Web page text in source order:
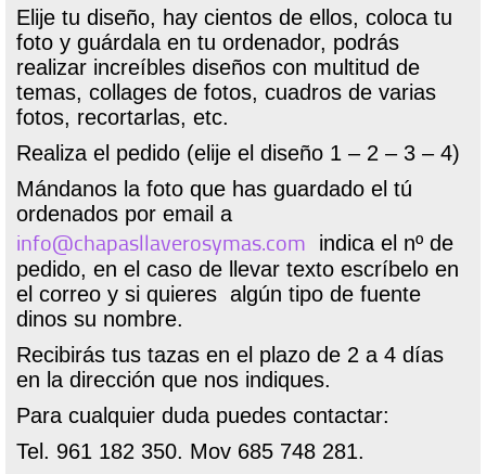
Elije tu diseño, hay cientos de ellos, coloca tu
foto y guárdala en tu ordenador, podrás
realizar increíbles diseños con multitud de
temas, collages de fotos, cuadros de varias
fotos, recortarlas, etc.
Realiza el pedido (elije el diseño 1 – 2 – 3 – 4)
Mándanos la foto que has guardado el tú
ordenados por email a
info@chapasllaverosymas.com indica el nº de
pedido, en el caso de llevar texto escríbelo en
el correo y si quieres algún tipo de fuente
dinos su nombre.
Recibirás tus tazas en el plazo de 2 a 4 días
en la dirección que nos indiques.
Para cualquier duda puedes contactar:
Tel. 961 182 350. Mov 685 748 281.